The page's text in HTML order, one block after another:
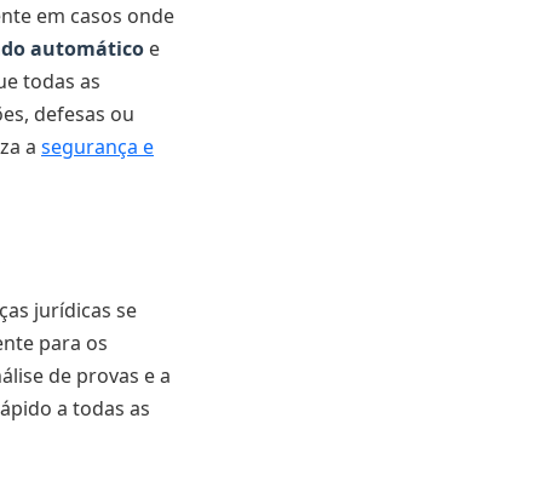
em casos onde
automático e
todas as
defesas ou
a segurança e
jurídicas se
para os
de provas e a
a todas as